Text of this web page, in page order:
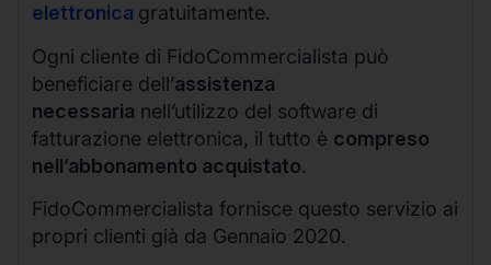
elettronica gratuitamente.
Ogni cliente di FidoCommercialista può
beneficiare dell’assistenza
necessaria nell’utilizzo del software di
fatturazione elettronica, il tutto è compreso
nell’abbonamento acquistato.
FidoCommercialista fornisce questo servizio ai
propri clienti già da Gennaio 2020.